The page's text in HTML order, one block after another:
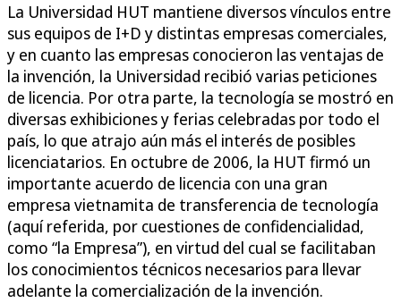
La Universidad HUT mantiene diversos vínculos entre
sus equipos de I+D y distintas empresas comerciales,
y en cuanto las empresas conocieron las ventajas de
la invención, la Universidad recibió varias peticiones
de licencia. Por otra parte, la tecnología se mostró en
diversas exhibiciones y ferias celebradas por todo el
país, lo que atrajo aún más el interés de posibles
licenciatarios. En octubre de 2006, la HUT firmó un
importante acuerdo de licencia con una gran
empresa vietnamita de transferencia de tecnología
(aquí referida, por cuestiones de confidencialidad,
como “la Empresa”), en virtud del cual se facilitaban
los conocimientos técnicos necesarios para llevar
adelante la comercialización de la invención.